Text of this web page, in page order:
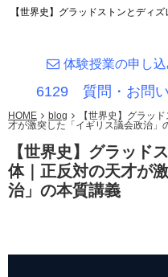
【世界史】グラッドストンとディ
体験授業の申し
6129
質問・お問
HOME blog
【世界史】グラッ
才が激突した「イギリス議会政治」
【世界史】グラッド
体｜正反対の天才が
治」の本質講義